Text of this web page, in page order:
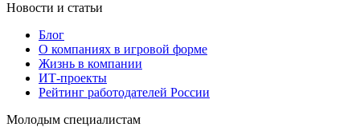
Новости и статьи
Блог
О компаниях в игровой форме
Жизнь в компании
ИТ-проекты
Рейтинг работодателей России
Молодым специалистам